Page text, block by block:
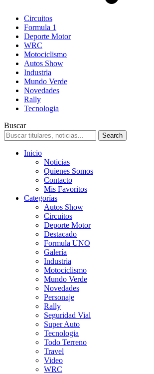
Circuitos
Formula 1
Deporte Motor
WRC
Motociclismo
Autos Show
Industria
Mundo Verde
Novedades
Rally
Tecnologia
Buscar
Inicio
Noticias
Quienes Somos
Contacto
Mis Favoritos
Categorías
Autos Show
Circuitos
Deporte Motor
Destacado
Formula UNO
Galería
Industria
Motociclismo
Mundo Verde
Novedades
Personaje
Rally
Seguridad Vial
Super Auto
Tecnologia
Todo Terreno
Travel
Video
WRC